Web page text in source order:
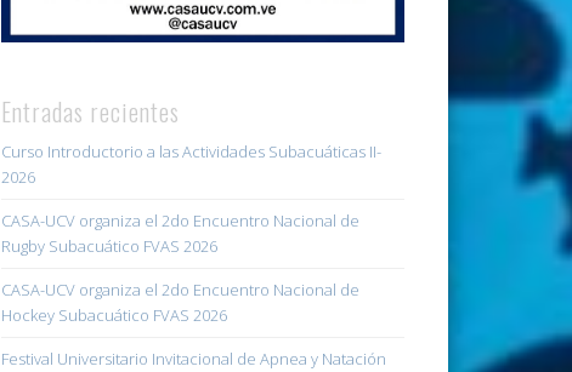
Entradas recientes
Curso Introductorio a las Actividades Subacuáticas II-
2026
CASA-UCV organiza el 2do Encuentro Nacional de
Rugby Subacuático FVAS 2026
CASA-UCV organiza el 2do Encuentro Nacional de
Hockey Subacuático FVAS 2026
Festival Universitario Invitacional de Apnea y Natación